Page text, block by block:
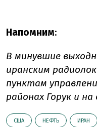
Напомним:
В минувшие
иранским
пунктам
районах Горук и
США НЕФТЬ ИРАН